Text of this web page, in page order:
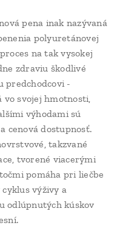
pena inak nazývaná
polyuretánovej
na tak vysokej
zdraviu škodlivé
predchodcovi -
vo svojej hmotnosti,
výhodami sú
cenová dostupnosť.
takzvané
tvorené viacerými
pomáha pri liečbe
výživy a
odlúpnutých kúskov